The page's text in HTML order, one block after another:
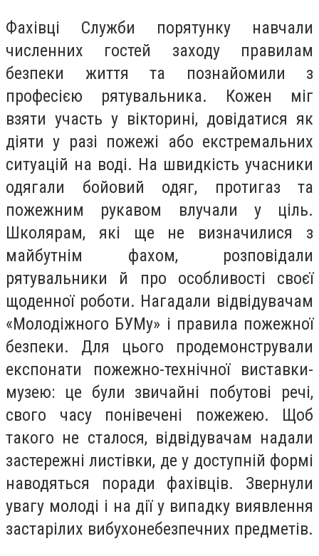
Фахівці Служби порятунку навчали
численних гостей заходу правилам
безпеки життя та познайомили з
професією рятувальника. Кожен міг
взяти участь у вікторині, довідатися як
діяти у разі пожежі або екстремальних
ситуацій на воді. На швидкість учасники
одягали бойовий одяг, протигаз та
пожежним рукавом влучали у ціль.
Школярам, які ще не визначилися з
майбутнім фахом, розповідали
рятувальники й про особливості своєї
щоденної роботи. Нагадали відвідувачам
«Молодіжного БУМу» і правила пожежної
безпеки. Для цього продемонстрували
експонати пожежно-технічної виставки-
музею: це були звичайні побутові речі,
свого часу понівечені пожежею. Щоб
такого не сталося, відвідувачам надали
застережні листівки, де у доступній формі
наводяться поради фахівців. Звернули
увагу молоді і на дії у випадку виявлення
застарілих вибухонебезпечних предметів.